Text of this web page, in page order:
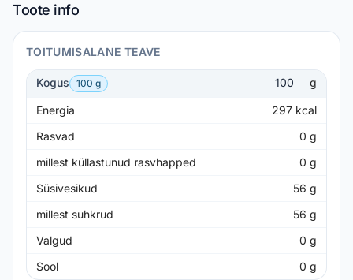
Toote info
TOITUMISALANE TEAVE
Kogus 100 g g
Energia 297 kcal
Rasvad
0 g
millest küllastunud rasvhapped
0 g
Süsivesikud
56 g
millest suhkrud
56 g
Valgud
0 g
Sool
0 g